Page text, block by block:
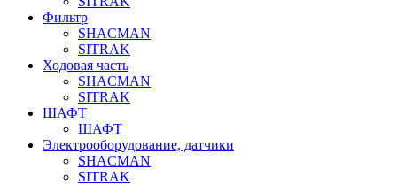
Фильтр
SHACMAN
SITRAK
Ходовая часть
SHACMAN
SITRAK
ШАФТ
ШАФТ
Электрооборудование, датчики
SHACMAN
SITRAK